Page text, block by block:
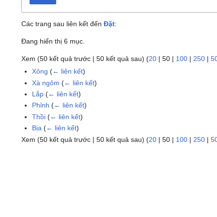
Các trang sau liên kết đến Đặt:
Đang hiển thị 6 mục.
Xem (50 kết quả trước | 50 kết quả sau) (20 | 50 | 100 | 250 |
Xông (← liên kết)
Xà ngôm (← liên kết)
Lắp (← liên kết)
Phỉnh (← liên kết)
Thồi (← liên kết)
Bịa (← liên kết)
Xem (50 kết quả trước | 50 kết quả sau) (20 | 50 | 100 | 250 |